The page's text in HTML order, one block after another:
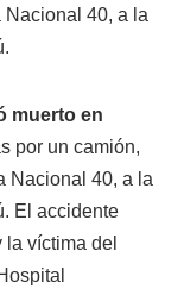
Nacional 40, a la
muerto en
por un camión,
Nacional 40, a la
El accidente
víctima del